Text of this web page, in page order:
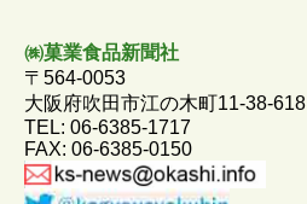
o
k
㈱菓業食品新聞社
〒564-0053
大阪府吹田市江の木町11-38-618
TEL: 06-6385-1717
FAX: 06-6385-0150